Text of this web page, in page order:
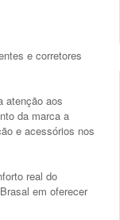
e corretores
atenção aos
da marca a
e acessórios nos
real do
em oferecer